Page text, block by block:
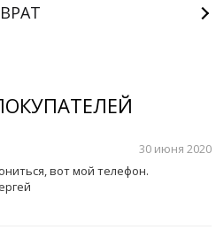
30 июня 2020
вот мой телефон.